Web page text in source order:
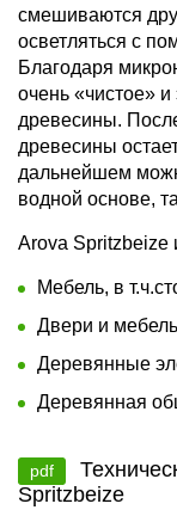
смешиваются
осветляться с
Благодаря
очень «чистое»
древесины.
древесины
дальнейшем
водной основе,
Arova Spritzbeize
Мебель, в
Двери и
Деревянные
Деревянная
pdf
Spritzbeize